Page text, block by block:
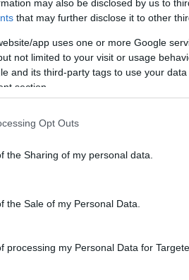
may also be disclosed by us to
that may further disclose it to other
app uses one or more Google
not limited to your visit or usage
and its third-party tags to use your
section.
Opt Outs
the Sharing of my personal data.
the Sale of my Personal Data.
processing my Personal Data for
Ez a hétvége kiválóan
élményekre vágyunk, ne
magunkat, és utazzunk el!
területén.